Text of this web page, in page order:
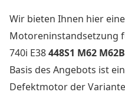
Wir bieten Ihnen hier
Motoreninstandsetzung
740i E38448S1 M62
Basis des Angebots ist
Defektmotor der